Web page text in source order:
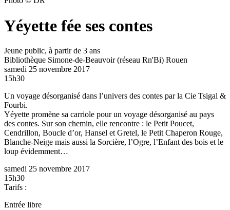
Yéyette fée ses contes
Jeune public, à partir de 3 ans
Bibliothèque Simone-de-Beauvoir (réseau Rn'Bi) Rouen
samedi 25 novembre 2017
15h30
Un voyage désorganisé dans l’univers des contes par la Cie Tsigal &
Fourbi.
Yéyette promène sa carriole pour un voyage désorganisé au pays
des contes. Sur son chemin, elle rencontre : le Petit Poucet,
Cendrillon, Boucle d’or, Hansel et Gretel, le Petit Chaperon Rouge,
Blanche-Neige mais aussi la Sorcière, l’Ogre, l’Enfant des bois et le
loup évidemment…
samedi 25 novembre 2017
15h30
Tarifs :
Entrée libre